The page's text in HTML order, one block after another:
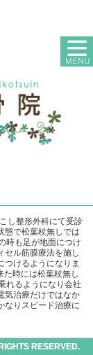
し整形外科にて受診
態で松葉杖無しでは
時も足が地面につけ
セル筋膜療法を施し
つけるようになりま
た時には松葉杖無し
れるようになり会社
気治療だけではなか
なりスピード治療に
RESERVED.